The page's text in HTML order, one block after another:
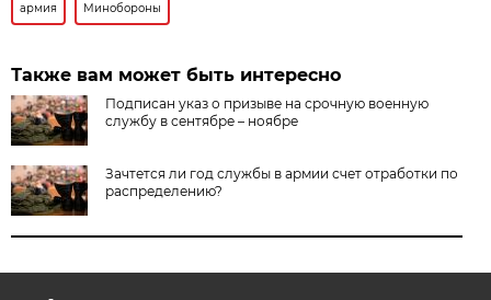
армия Минобороны
Также вам может быть интересно
Подписан указ о призыве на срочную военную
службу в сентябре – ноябре
Зачтется ли год службы в армии счет отработки по
распределению?